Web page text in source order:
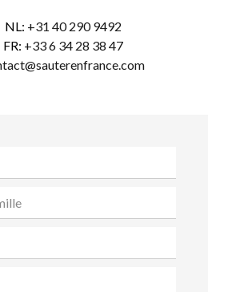
NL: +31 40 290 9492
FR: +33 6 34 28 38 47